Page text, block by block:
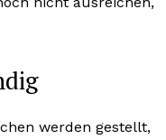
werden gestellt,